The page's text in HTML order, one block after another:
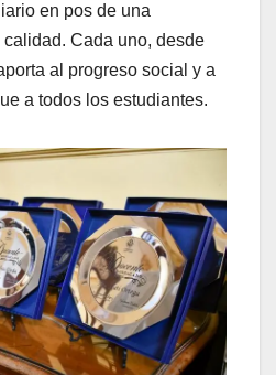
en pos de una
Cada uno, desde
al progreso social y a
a todos los estudiantes.